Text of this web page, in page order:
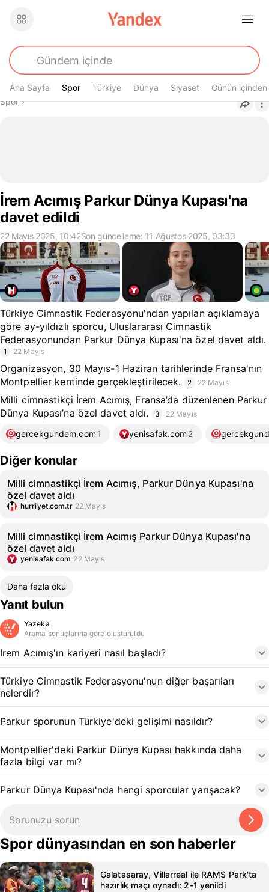
Ana Sayfa Spor
Spor Türkiye Dünya Siyaset Günün içinden
Buradasın
Spor›
İrem Acımış Parkur Dünya Kupası'na
davet edildi
22 Mayıs 2025, 10:42Son güncelleme: 11 Ağustos 2025, 03:33
Türkiye Cimnastik Federasyonu'ndan yapılan açıklamaya
göre ay-yıldızlı sporcu, Uluslararası Cimnastik
Federasyonundan Parkur Dünya Kupası'na özel davet aldı.
1 22 Mayıs
Organizasyon, 30 Mayıs-1 Haziran tarihlerinde Fransa'nın
Montpellier kentinde gerçekleştirilecek.
2 22 Mayıs
Milli cimnastikçi İrem Acımış, Fransa’da düzenlenen Parkur
Dünya Kupası’na özel davet aldı.
3 22 Mayıs
gercekgundem.com 1 yenisafak.com 2
Diğer konular
Milli cimnastikçi İrem Acımış, Parkur Dünya Kupası'na
özel davet aldı
hurriyet.com.tr 22 Mayıs
Milli cimnastikçi İrem Acımış Parkur Dünya Kupası'na
özel davet aldı
yenisafak.com 22 Mayıs
Daha fazla oku
Yanıt bulun
Yazeka
Arama sonuçlarına göre oluşturuldu
Irem Acımış'ın kariyeri nasıl başladı?
Türkiye Cimnastik Federasyonu'nun diğer başarıları
nelerdir?
Parkur sporunun Türkiye'deki gelişimi nasıldır?
Montpellier'deki Parkur Dünya Kupası hakkında daha
fazla bilgi var mı?
Parkur Dünya Kupası'nda hangi sporcular yarışacak?
Spor dünyasından en son haberler
Galatasaray, Villarreal ile RAMS Park'ta
hazırlık maçı oynadı: 2-1 yenildi